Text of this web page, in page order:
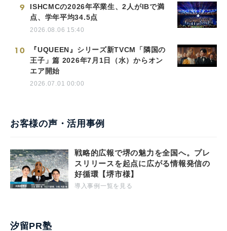
9
ISHCMCの2026年卒業生、2人がIBで満
点、学年平均34.5点
2026.08.06 15:40
10
『UQUEEN』シリーズ新TVCM「隣国の
王子」篇 2026年7月1日（水）からオン
エア開始
2026.07.01 00:00
お客様の声・活用事例
戦略的広報で堺の魅力を全国へ。プレ
スリリースを起点に広がる情報発信の
好循環【堺市様】
導入事例一覧を見る
汐留PR塾